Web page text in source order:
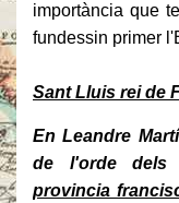
importància que
fundessin primer
Sant Lluis rei de
En Leandre
de l'orde dels
provincia